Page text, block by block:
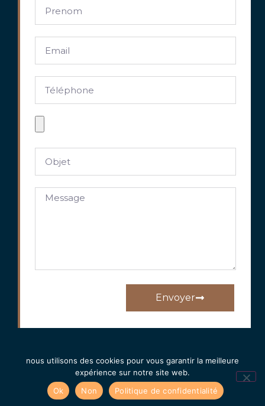
Envoyer
Tous droits réservés
nous utilisons des cookies pour vous garantir la meilleure
expérience sur notre site web.
Ok
Non Politique de confidentialité